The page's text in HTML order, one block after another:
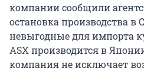
компании сообщили
остановка производства
невыгодные для импорта
ASX производится в
компания не исключает